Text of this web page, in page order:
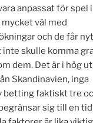
anpassat för spel
väl med
och de får
skulle komma
dem. Det är i hög
Skandinavien, inga
faktiskt tre
sig till en